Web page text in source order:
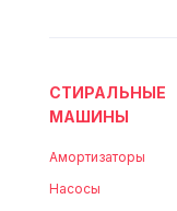
СТИРАЛЬНЫЕ
МАШИНЫ
Амортизаторы
Насосы